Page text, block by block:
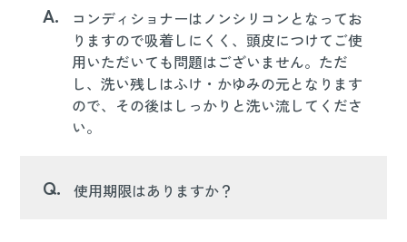
A.
コンディショナーはノンシリコンとなってお
りますので吸着しにくく、頭皮につけてご使
用いただいても問題はございません。ただ
し、洗い残しはふけ・かゆみの元となります
ので、その後はしっかりと洗い流してくださ
い。
Q. 使用期限はありますか？